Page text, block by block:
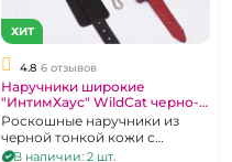
ХИТ
4.8 6 отзывов
Наручники широкие
"ИнтимХаус" WildСat черно-
красные из тонкой кожи
Роскошные наручники из
черной тонкой кожи с
красной замшей внутри
В наличии: 2 шт.